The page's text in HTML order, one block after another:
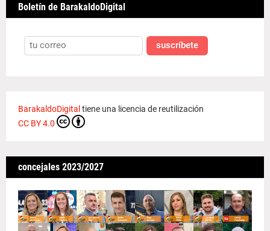
Boletín de BarakaldoDigital
suscríbete
BarakaldoDigital tiene una licencia de reutilización
CC BY 4.0
concejales 2023/2027